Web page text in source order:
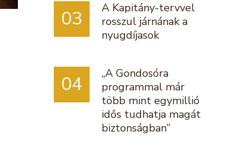
03
A Kapitány-tervvel
rosszul járnának a
nyugdíjasok
04
„A Gondosóra
programmal már
több mint egymillió
idős tudhatja magát
biztonságban”